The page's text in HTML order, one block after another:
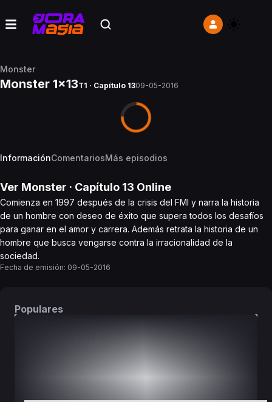
Monster
Monster 1x13T1 · Capítulo 1309-05-2016
InformaciónComentariosMás episodios
Ver Monster · Capítulo 13 Online
Comienza en 1997 después de la crisis del FMI y narra la historia
de un hombre con deseo de éxito que supera todos los desafíos
para ganar en el amor y carrera. Además retrata la historia de un
hombre que busca vengarse contra la irracionalidad de la
sociedad.
Fecha de emisión: 09-05-2016
Populares